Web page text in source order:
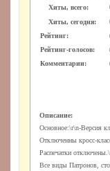
Хиты, всего:
Хиты, сегодня:
Рейтинг:
Рейтинг-голосов:
Комментарии:
Описание:
Основное:\r\n-Версия
Отключенны кросс-
Распечатки
Все виды Патронов,